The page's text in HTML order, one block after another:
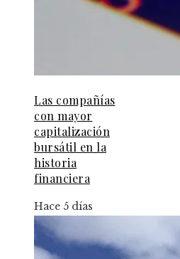
Las compañías
con mayor
capitalización
bursátil en la
historia
financiera
Hace 5 días